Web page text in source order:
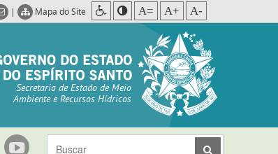
| Mapa do Site A= A+ A-
Secretaria de Estado de Meio
Ambiente e Recursos Hídricos